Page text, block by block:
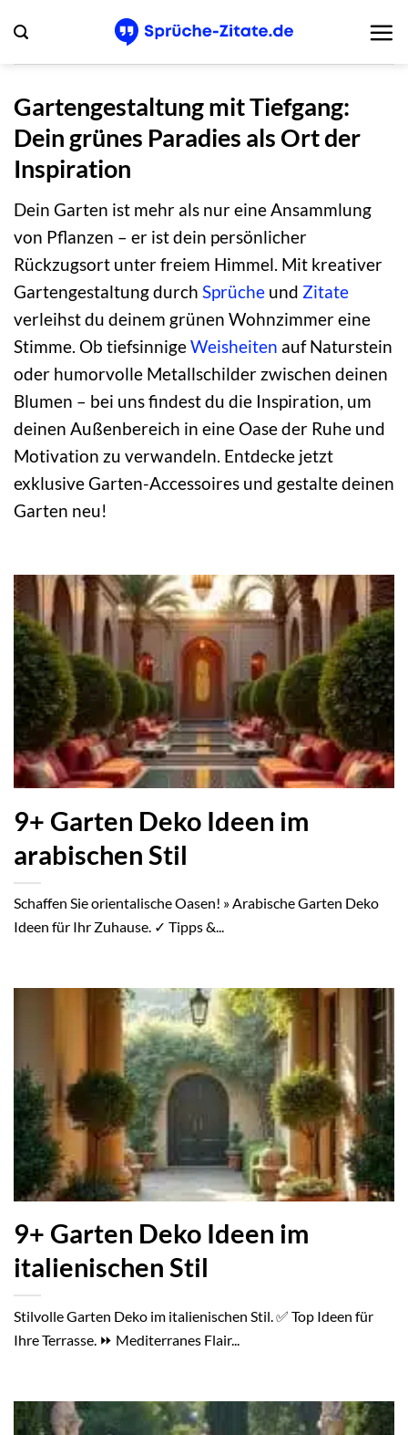
Inhalt
springen
Gartengestaltung mit Tiefgang:
Dein grünes Paradies als Ort der
Inspiration
Dein Garten ist mehr als nur eine Ansammlung
von Pflanzen – er ist dein persönlicher
Rückzugsort unter freiem Himmel. Mit kreativer
Gartengestaltung durch Sprüche und Zitate
verleihst du deinem grünen Wohnzimmer eine
Stimme. Ob tiefsinnigeWeisheiten auf Naturstein
oder humorvolle Metallschilder zwischen deinen
Blumen – bei uns findest du die Inspiration, um
deinen Außenbereich in eine Oase der Ruhe und
Motivation zu verwandeln. Entdecke jetzt
exklusive Garten-Accessoires und gestalte deinen
Garten neu!
9+ Garten Deko Ideen im
arabischen Stil
Schaffen Sie orientalische Oasen! » Arabische Garten Deko
Ideen für Ihr Zuhause. ✓ Tipps &...
9+ Garten Deko Ideen im
italienischen Stil
Stilvolle Garten Deko im italienischen Stil. ✅ Top Ideen für
Ihre Terrasse. ⏩ Mediterranes Flair...